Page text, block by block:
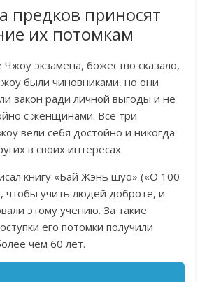
предков приносят
их потомкам
экзамена, божество сказало,
были чиновниками, но они
закон ради личной выгоды и не
с женщинами. Все три
вели себя достойно и никогда
в своих интересах.
книгу «Бай Жэнь шуо» («О 100
чтобы учить людей доброте, и
этому учению. За такие
его потомки получили
чем 60 лет.